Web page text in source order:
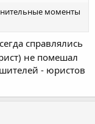
моменты
справлялись
не помешал
- юристов